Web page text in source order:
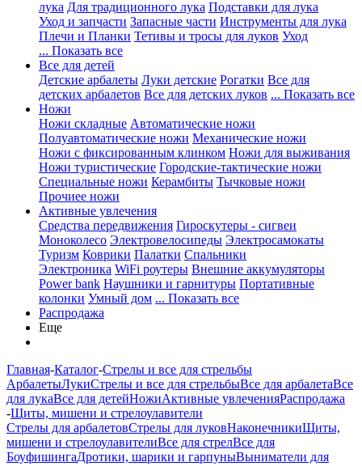
лука Для традиционного лука Подставки для лука
Уход и запчасти Запасные части Инструменты для лука
Плечи и Планки Тетивы и тросы для луков Уход
... Показать все
Все для детей
Детские арбалеты Луки детские Рогатки Все для
детских арбалетов Все для детских луков ... Показать все
Ножи
Ножи складные Автоматические ножи
Полуавтоматические ножи Механические ножи
Ножи с фиксированным клинком Ножи для выживания
Ножи туристические Городские-тактические ножи
Специальные ножи Керамбиты Тычковые ножи
Прочиее ножи
Активные увлечения
Средства передвижения Гироскутеры - сигвеи
Моноколесо Электровелосипеды Электросамокаты
Туризм Коврики Палатки Спальники
Электроника WiFi роутеры Внешние аккумуляторы
Power bank Наушники и гарнитуры Портативные
колонки Умный дом ... Показать все
Распродажа
Еще
Главная-Каталог-Стрелы и все для стрельбы
АрбалетыЛукиСтрелы и все для стрельбыВсе для арбалетаВсе
для лукаВсе для детейНожиАктивные увлеченияРаспродажа
-Щиты, мишени и стрелоулавители
Стрелы для арбалетовСтрелы для луковНаконечникиЩиты,
мишени и стрелоулавителиВсе для стрелВсе для
БоуфишингаДротики, шарики и гарпуныВыниматели для